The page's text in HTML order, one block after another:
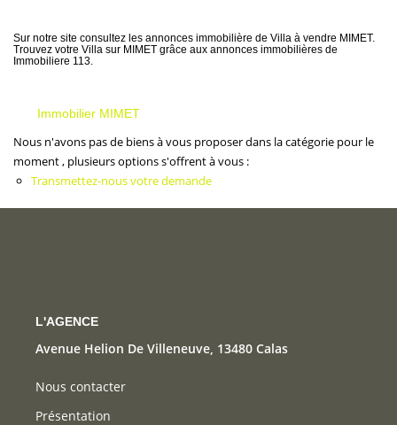
ESTIMER
CALCULETTES FINANCIÈRES
CONTACT
Créer une alerte
Sur notre site consultez les annonces immobilière de Villa à vendre MIMET.
Trouvez votre Villa sur MIMET grâce aux annonces immobilières de
Immobiliere 113.
Immobilier MIMET
Nous n'avons pas de biens à vous proposer dans la catégorie pour le
moment , plusieurs options s'offrent à vous :
Transmettez-nous votre demande
L'AGENCE
Avenue Helion De Villeneuve, 13480 Calas
Nous contacter
Présentation